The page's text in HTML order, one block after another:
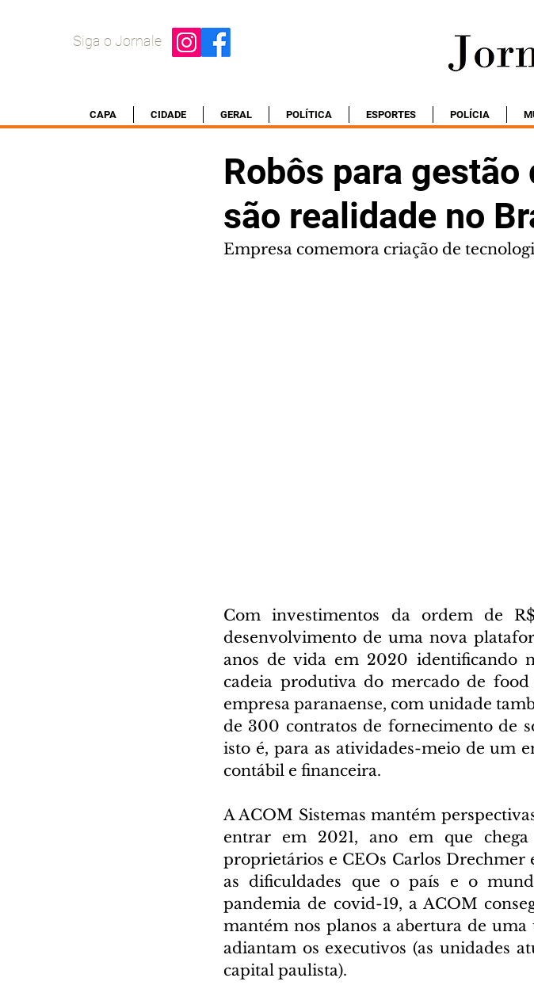
Siga o Jornale
CAPA CIDADE GERAL POLÍTICA ESPORTES POLÍCIA
Robôs para
são realidade no
Empresa comemora criação de
Com investimentos da ordem de
desenvolvimento de uma nova
anos de vida em 2020 identificando
cadeia produtiva do mercado de
empresa paranaense, com unidade
de 300 contratos de fornecimento de
isto é, para as atividades-meio de um
contábil e financeira.
A ACOM Sistemas mantém
entrar em 2021, ano em que
proprietários e CEOs Carlos Drechmer
as dificuldades que o país e o
pandemia de covid-19, a ACOM
mantém nos planos a abertura de
adiantam os executivos (as unidades
capital paulista).